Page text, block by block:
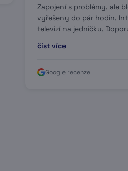
Zapojení s problémy, ale
vyřešeny do pár hodin.
televizí na jedničku.
číst více
Google recenze